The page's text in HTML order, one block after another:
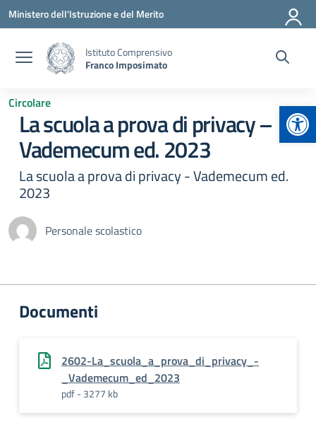
Vai ai contenuti
Vai al menu di navigazione
Vai al footer
Ministero dell'Istruzione e del Merito
Istituto Comprensivo
Franco Imposimato
Circolare
La scuola a prova di privacy –
Vademecum ed. 2023
La scuola a prova di privacy - Vademecum ed.
2023
Personale scolastico
Documenti
2602-La_scuola_a_prova_di_privacy_-
_Vademecum_ed_2023
pdf - 3277 kb